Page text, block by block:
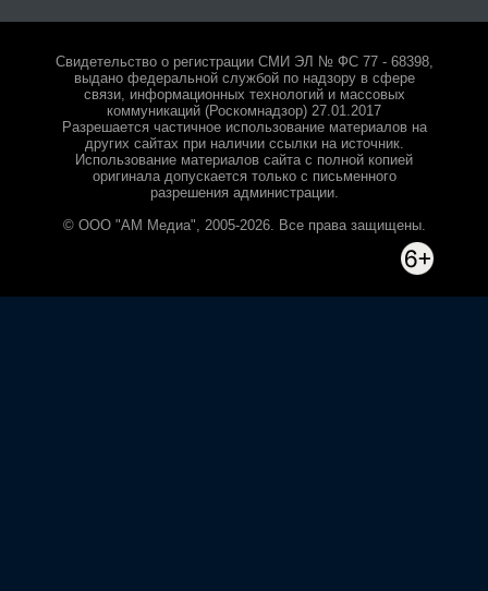
Свидетельство о регистрации СМИ ЭЛ № ФС 77 - 68398,
выдано федеральной службой по надзору в сфере
связи, информационных технологий и массовых
коммуникаций (Роскомнадзор) 27.01.2017
Разрешается частичное использование материалов на
других сайтах при наличии ссылки на источник.
Использование материалов сайта с полной копией
оригинала допускается только с письменного
разрешения администрации.
© ООО "АМ Медиа", 2005-2026. Все права защищены.